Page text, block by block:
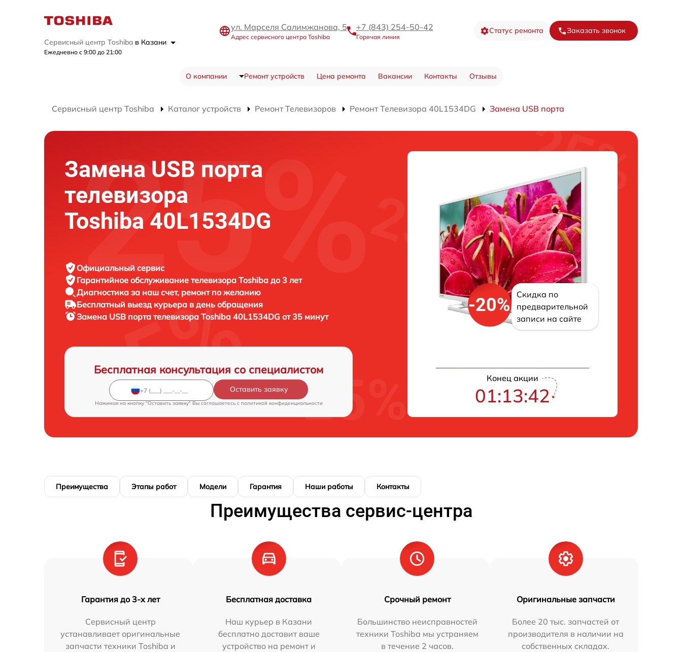
Сервисный центр Toshiba в Казани
Ежедневно с 9:00 до 21:00
ул. Марселя Салимжанова, 5
Адрес сервисного центра Toshiba
+7 (843) 254-50-42
Горячая линия
Статус ремонта Заказать звонок
О компании Ремонт устройств Цена ремонта Вакансии Контакты Отзывы
Сервисный центр Toshiba Каталог устройств Ремонт Телевизоров Ремонт Телевизора 40L1534DG Замена USB порта
Замена USB порта
телевизора
Toshiba 40L1534DG
Официальный сервис
Гарантийное обслуживание телевизора Toshiba до 3 лет
Диагностика за наш счет, ремонт по желанию
Бесплатный выезд курьера в день обращения
Замена USB порта телевизора Toshiba 40L1534DG от 35 минут
Бесплатная консультация со специалистом
Оставить заявку
Нажимая на кнопку "Оставить заявку" Вы соглашаетесь c политикой конфиденциальности
-20%
Скидка по
предварительной
записи на сайте
Конец акции
01:13:42
Преимущества Этапы работ Модели Гарантия Наши работы Контакты
Преимущества сервис-центра
Гарантия до 3-х лет
Сервисный центр
устанавливает оригинальные
запчасти техники Toshiba и
Бесплатная доставка
Наш курьер в Казани
бесплатно доставит ваше
устройство на ремонт и
Срочный ремонт
Большинство неисправностей
техники Toshiba мы устраняем
в течение 2 часов.
Оригинальные запчасти
Более 20 тыс. запчастей от
производителя в наличии на
собственных складах.